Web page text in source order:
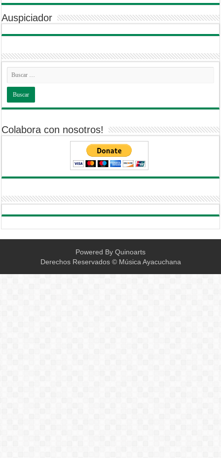
Auspiciador
Colabora con nosotros!
Powered By Quinoarts
Derechos Reservados © Música Ayacuchana